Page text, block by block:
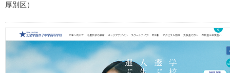
厚別区）